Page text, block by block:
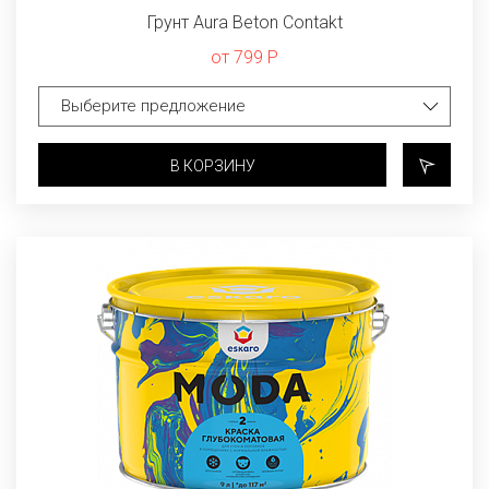
Грунт Aura Beton Contakt
от 799 Р
В КОРЗИНУ